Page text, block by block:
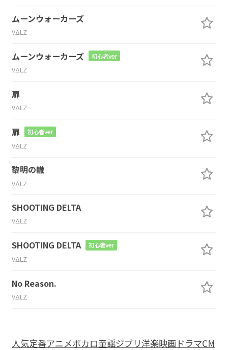
ムーンウォーカーズ
VΔLZ
ムーンウォーカーズ 初心者ver
VΔLZ
扉
VΔLZ
扉 初心者ver
VΔLZ
黎明の轍
VΔLZ
SHOOTING DELTA
VΔLZ
SHOOTING DELTA 初心者ver
VΔLZ
No Reason.
VΔLZ
人気定番アニメボカロ童謡ジブリ洋楽映画ドラマCM